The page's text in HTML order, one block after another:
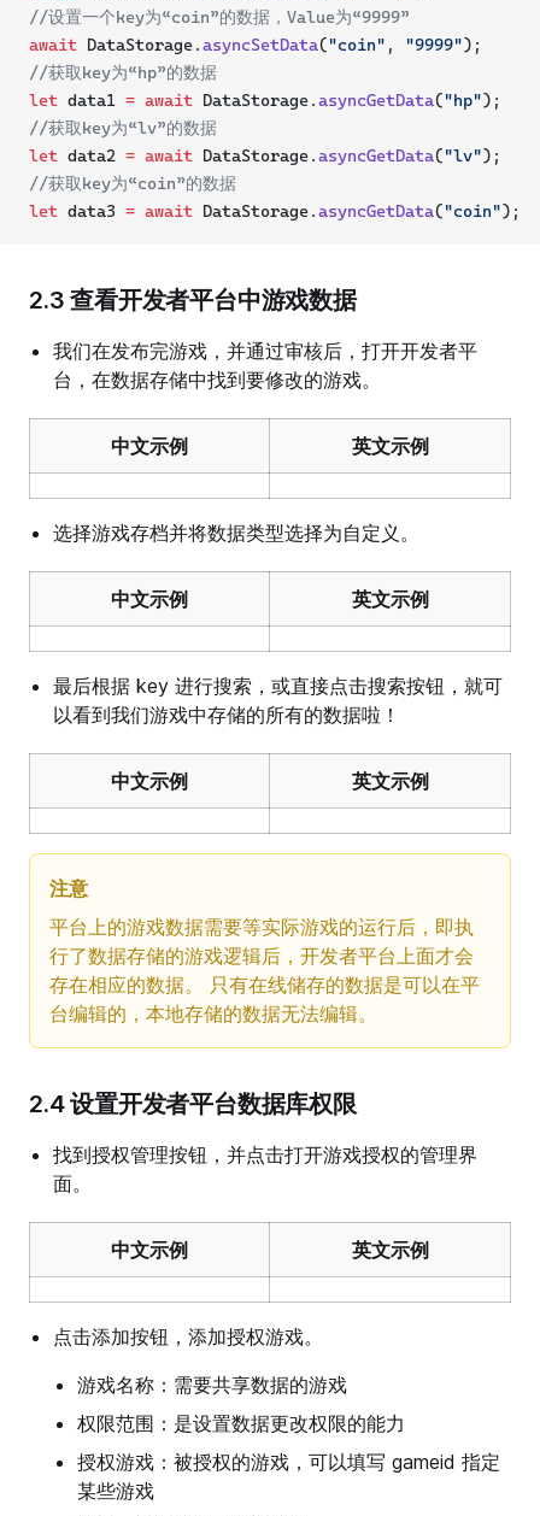
//设置一个key为“coin”的数据，Value为“9999”
await DataStorage.asyncSetData("coin" , "9999");
//获取key为“hp”的数据
let data1 = await DataStorage.asyncGetData("hp");
//获取key为“lv”的数据
let data2 = await DataStorage.asyncGetData("lv");
//获取key为“coin”的数据
let data3 = await DataStorage.asyncGetData("coin");
2.3 查看开发者平台中游戏数据
我们在发布完游戏，并通过审核后，打开开发者平
台，在数据存储中找到要修改的游戏。
中文示例 英文示例
选择游戏存档并将数据类型选择为自定义。
中文示例 英文示例
最后根据 key 进行搜索，或直接点击搜索按钮，就可
以看到我们游戏中存储的所有的数据啦！
中文示例 英文示例
注意
平台上的游戏数据需要等实际游戏的运行后，即执
行了数据存储的游戏逻辑后，开发者平台上面才会
存在相应的数据。 只有在线储存的数据是可以在平
台编辑的，本地存储的数据无法编辑。
2.4 设置开发者平台数据库权限
找到授权管理按钮，并点击打开游戏授权的管理界
面。
中文示例 英文示例
点击添加按钮，添加授权游戏。
游戏名称：需要共享数据的游戏
权限范围：是设置数据更改权限的能力
授权游戏：被授权的游戏，可以填写 gameid 指定
某些游戏